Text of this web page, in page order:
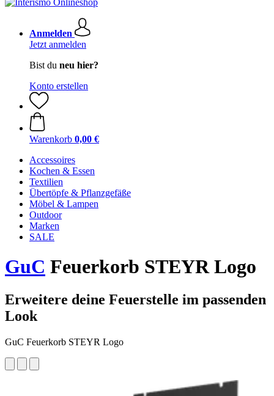
Anmelden
Jetzt anmelden
Bist du neu hier?
Konto erstellen
Warenkorb 0,00 €
Accessoires
Kochen & Essen
Textilien
Übertöpfe & Pflanzgefäße
Möbel & Lampen
Outdoor
Marken
SALE
GuC Feuerkorb STEYR Logo
Erweitere deine Feuerstelle im passenden
Look
GuC Feuerkorb STEYR Logo